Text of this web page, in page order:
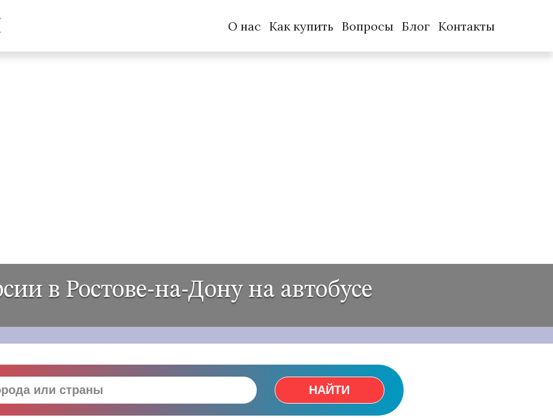
О нас Как купить Вопросы Блог Контакты
в Ростове-на-Дону на автобусе
НАЙТИ